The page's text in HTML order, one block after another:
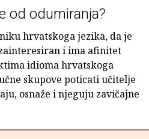
od odumiranja?
hrvatskoga jezika, da je
i ima afinitet
idioma hrvatskoga
skupove poticati učitelje
osnaže i njeguju zavičajne